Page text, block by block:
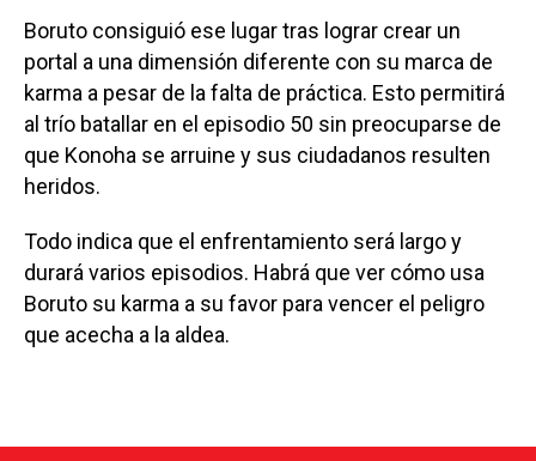
Boruto consiguió ese lugar tras lograr crear un
portal a una dimensión diferente con su marca de
karma a pesar de la falta de práctica. Esto permitirá
al trío batallar en el episodio 50 sin preocuparse de
que Konoha se arruine y sus ciudadanos resulten
heridos.
Todo indica que el enfrentamiento será largo y
durará varios episodios. Habrá que ver cómo usa
Boruto su karma a su favor para vencer el peligro
que acecha a la aldea.